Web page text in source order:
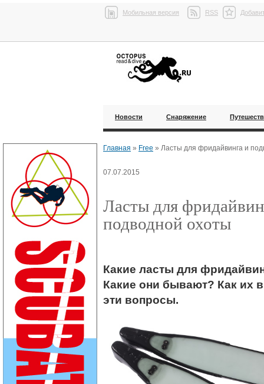
Мобильная версия RSS
Новости Снаряжение
Главная » Free » Ласты для фридайвинга и
07.07.2015
Ласты для
подводной охоты
Какие ласты для
Какие они бывают? Как их
эти вопросы.